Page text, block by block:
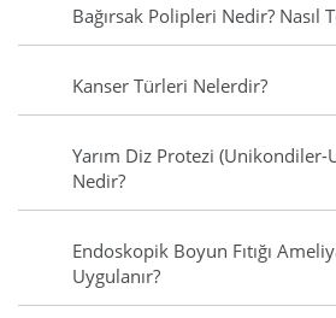
Bağırsak Polipleri Nedir? Nasıl
Kanser Türleri Nelerdir?
Yarım Diz Protezi
Nedir?
Endoskopik Boyun Fıtığı
Uygulanır?